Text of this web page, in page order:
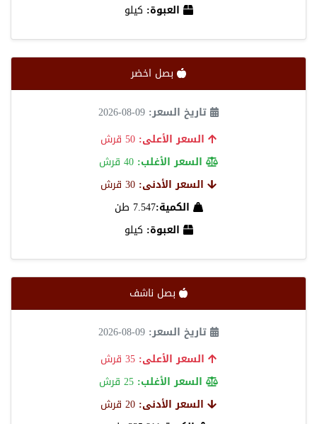
العبوة: كيلو
بصل اخضر
تاريخ السعر: 09-08-2026
السعر الأعلى: 50 قرش
السعر الأغلب: 40 قرش
السعر الأدنى:
الكمية:7.547 طن
العبوة: كيلو
بصل ناشف
تاريخ السعر: 09-08-2026
السعر الأعلى: 35 قرش
السعر الأغلب: 25 قرش
السعر الأدنى: